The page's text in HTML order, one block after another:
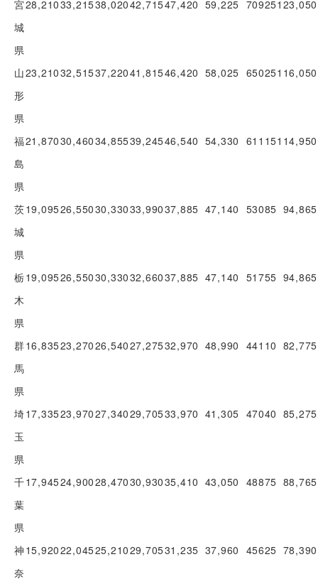
宮
城
県
28,21033,21538,02042,71547,420 59,225 70925123,050
山
形
県
23,21032,51537,22041,81546,420 58,025 65025116,050
福
島
県
21,87030,46034,85539,24546,540 54,330 61115114,950
茨
城
県
19,09526,55030,33033,99037,885 47,140 53085 94,865
栃
木
県
19,09526,55030,33032,66037,885 47,140 51755 94,865
群
馬
県
16,83523,27026,54027,27532,970 48,990 44110 82,775
埼
玉
県
17,33523,97027,34029,70533,970 41,305 47040 85,275
千
葉
県
17,94524,90028,47030,93035,410 43,050 48875 88,765
神
奈
15,92022,04525,21029,70531,235 37,960 45625 78,390